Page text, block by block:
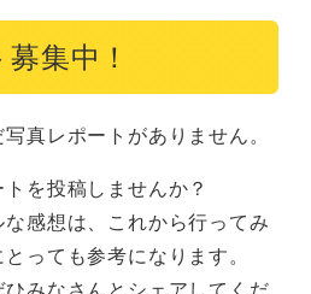
集中！
真レポートがありません。
を投稿しませんか？
感想は、これから行ってみ
っても参考になります。
みなさんとシェアしてくだ